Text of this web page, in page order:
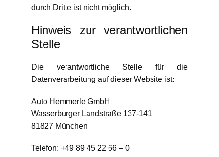
durch Dritte ist nicht möglich.
Hinweis zur verantwortlichen
Stelle
Die verantwortliche Stelle für die
Datenverarbeitung auf dieser Website ist:
Auto Hemmerle GmbH
Wasserburger Landstraße 137-141
81827 München
Telefon: +49 89 45 22 66 – 0